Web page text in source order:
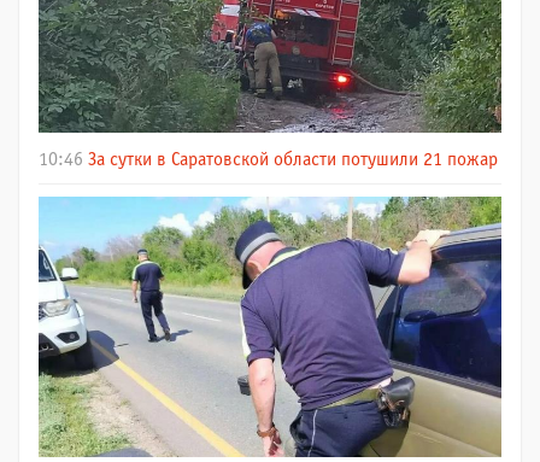
10:46 За сутки в Саратовской области потушили 21 пожар